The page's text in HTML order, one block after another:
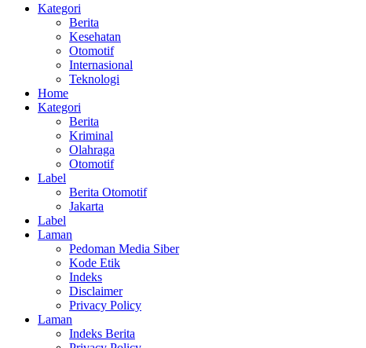
Kategori
Berita
Kesehatan
Otomotif
Internasional
Teknologi
Home
Kategori
Berita
Kriminal
Olahraga
Otomotif
Label
Berita Otomotif
Jakarta
Label
Laman
Pedoman Media Siber
Kode Etik
Indeks
Disclaimer
Privacy Policy
Laman
Indeks Berita